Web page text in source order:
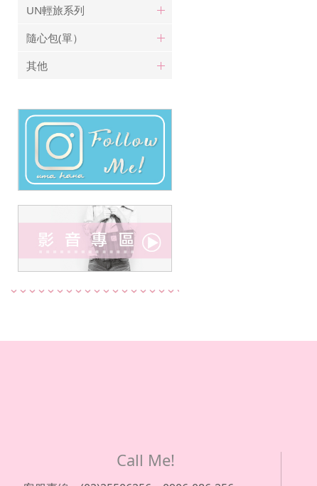
UN輕旅系列
隨心包(單）
其他
Call Me!